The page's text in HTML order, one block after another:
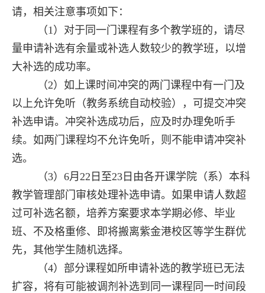
请，相关注意事项如下：
（1）对于同一门课程有多个教学班的，请尽
量申请补选有余量或补选人数较少的教学班，以增
大补选的成功率。
（2）如上课时间冲突的两门课程中有一门及
以上允许免听（教务系统自动校验），可提交冲突
补选申请。冲突补选成功后，应及时办理免听手
续。如两门课程均不允许免听，则不能申请冲突补
选。
（3） 6月 22 日至23 日由各开课学院（系）本科
教学管理部门审核处理补选申请。如果申请人数超
过可补选名额，培养方案要求本学期必修、毕业
班、不及格重修、即将搬离紫金港校区等学生群优
先，其他学生随机选择。
（4）部分课程如所申请补选的教学班已无法
扩容，将有可能被调剂补选到同一课程同一时间段